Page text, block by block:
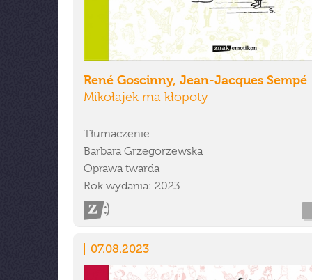
René Goscinny, Jean-Jacques Sempé
Mikołajek ma kłopoty
Tłumaczenie
Barbara Grzegorzewska
Oprawa twarda
Rok wydania: 2023
07.08.2023